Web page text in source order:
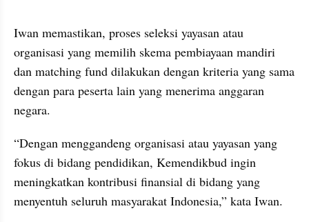
Iwan memastikan, proses seleksi yayasan atau
organisasi yang memilih skema pembiayaan mandiri
dan matching fund dilakukan dengan kriteria yang sama
dengan para peserta lain yang menerima anggaran
negara.
“Dengan menggandeng organisasi atau yayasan yang
fokus di bidang pendidikan, Kemendikbud ingin
meningkatkan kontribusi finansial di bidang yang
menyentuh seluruh masyarakat Indonesia,” kata Iwan.